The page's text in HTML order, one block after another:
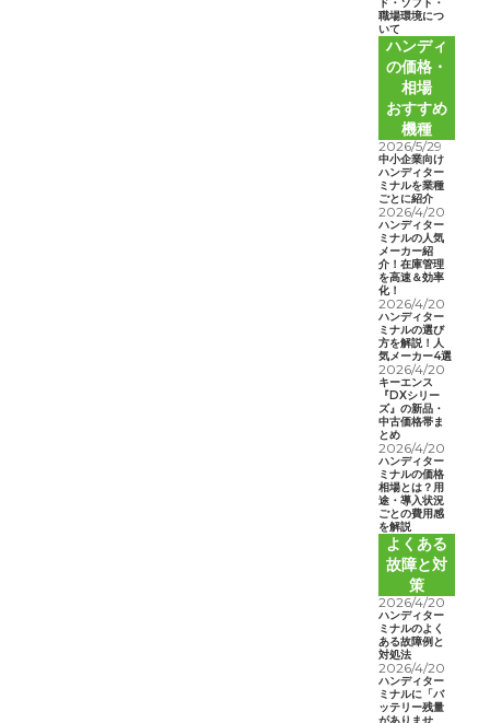
職場環境につ
いて
ハンディ
の価格・
相場
おすすめ
機種
2026/5/29
中小企業向け
ハンディター
ミナルを業種
ごとに紹介
2026/4/20
ハンディター
ミナルの人気
メーカー紹
介！在庫管理
を高速＆効率
化！
2026/4/20
ハンディター
ミナルの選び
方を解説！人
気メーカー4選
2026/4/20
キーエンス
『DXシリー
ズ』の新品・
中古価格帯ま
とめ
2026/4/20
ハンディター
ミナルの価格
相場とは？用
途・導入状況
ごとの費用感
を解説
よくある
故障と対
策
2026/4/20
ハンディター
ミナルのよく
ある故障例と
対処法
2026/4/20
ハンディター
ミナルに「バ
ッテリー残量
がありませ